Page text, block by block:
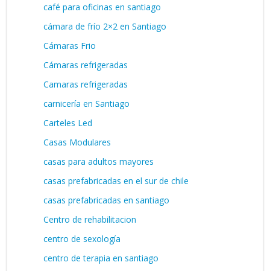
café para oficinas en santiago
cámara de frío 2×2 en Santiago
Cámaras Frio
Cámaras refrigeradas
Camaras refrigeradas
carnicería en Santiago
Carteles Led
Casas Modulares
casas para adultos mayores
casas prefabricadas en el sur de chile
casas prefabricadas en santiago
Centro de rehabilitacion
centro de sexología
centro de terapia en santiago